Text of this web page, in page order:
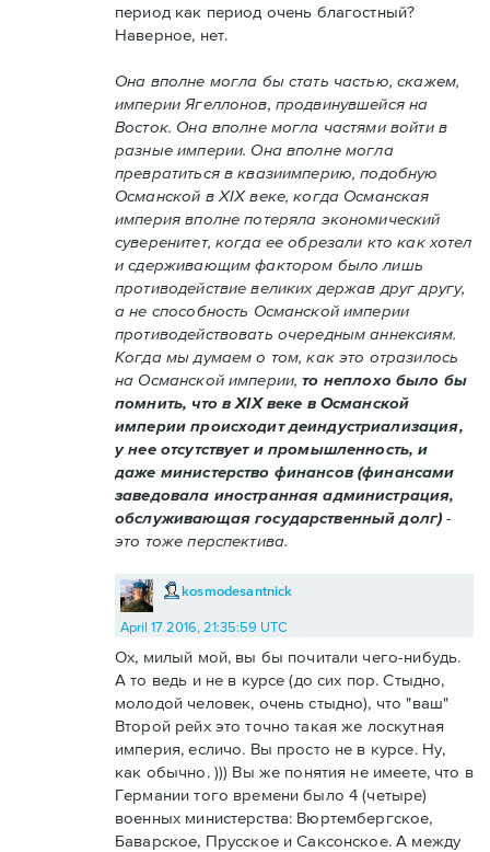
период как период очень благостный?
Наверное, нет.
Она вполне могла бы стать частью, скажем,
империи Ягеллонов, продвинувшейся на
Восток. Она вполне могла частями войти в
разные империи. Она вполне могла
превратиться в квазиимперию, подобную
Османской в XIX веке, когда Османская
империя вполне потеряла экономический
суверенитет, когда ее обрезали кто как хотел
и сдерживающим фактором было лишь
противодействие великих держав друг другу,
а не способность Османской империи
противодействовать очередным аннексиям.
Когда мы думаем о том, как это отразилось
на Османской империи,то неплохо было бы
помнить, что в XIX веке в Османской
империи происходит деиндустриализация,
у нее отсутствует и промышленность, и
даже министерство финансов (финансами
заведовала иностранная администрация,
обслуживающая государственный долг)-
это тоже перспектива.
kosmodesantnick
April 17 2016, 21:35:59 UTC
Ох, милый мой, вы бы почитали чего-нибудь.
А то ведь и не в курсе (до сих пор. Стыдно,
молодой человек, очень стыдно), что "ваш"
Второй рейх это точно такая же лоскутная
империя, есличо. Вы просто не в курсе. Ну,
как обычно. ))) Вы же понятия не имеете, что в
Германии того времени было 4 (четыре)
военных министерства: Вюртембергское,
Баварское, Прусское и Саксонское. А между